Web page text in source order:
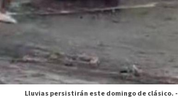
Lluvias persistirán este domingo de clásico. -